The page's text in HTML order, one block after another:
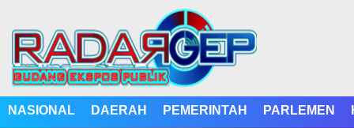
NASIONAL DAERAH PEMERINTAH PARLEMEN